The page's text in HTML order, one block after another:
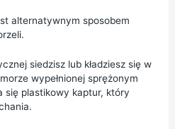
alternatywnym sposobem
siedzisz lub kładziesz się w
wypełnionej sprężonym
się plastikowy kaptur, który